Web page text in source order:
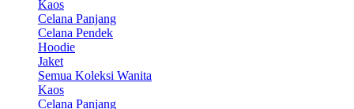
Kaos
Celana Panjang
Celana Pendek
Hoodie
Jaket
Semua Koleksi Wanita
Kaos
Celana Panjang